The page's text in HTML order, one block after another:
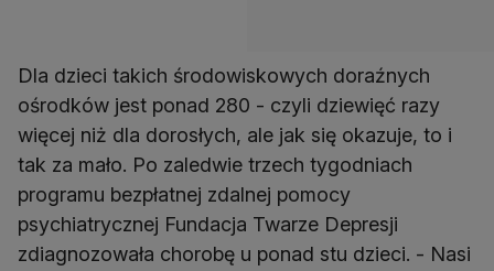
Dla dzieci takich środowiskowych doraźnych
ośrodków jest ponad 280 - czyli dziewięć razy
więcej niż dla dorosłych, ale jak się okazuje, to i
tak za mało. Po zaledwie trzech tygodniach
programu bezpłatnej zdalnej pomocy
psychiatrycznej Fundacja Twarze Depresji
zdiagnozowała chorobę u ponad stu dzieci. - Nasi